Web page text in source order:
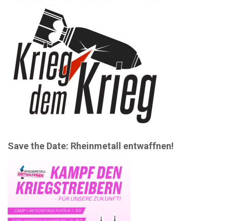
Save the Date: Rheinmetall entwaffnen!